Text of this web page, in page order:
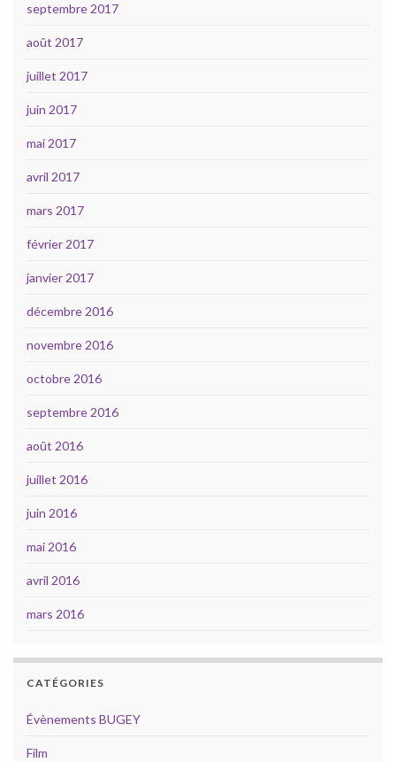
septembre 2017
août 2017
juillet 2017
juin 2017
mai 2017
avril 2017
mars 2017
février 2017
janvier 2017
décembre 2016
novembre 2016
octobre 2016
septembre 2016
août 2016
juillet 2016
juin 2016
mai 2016
avril 2016
mars 2016
CATÉGORIES
Évènements BUGEY
Film